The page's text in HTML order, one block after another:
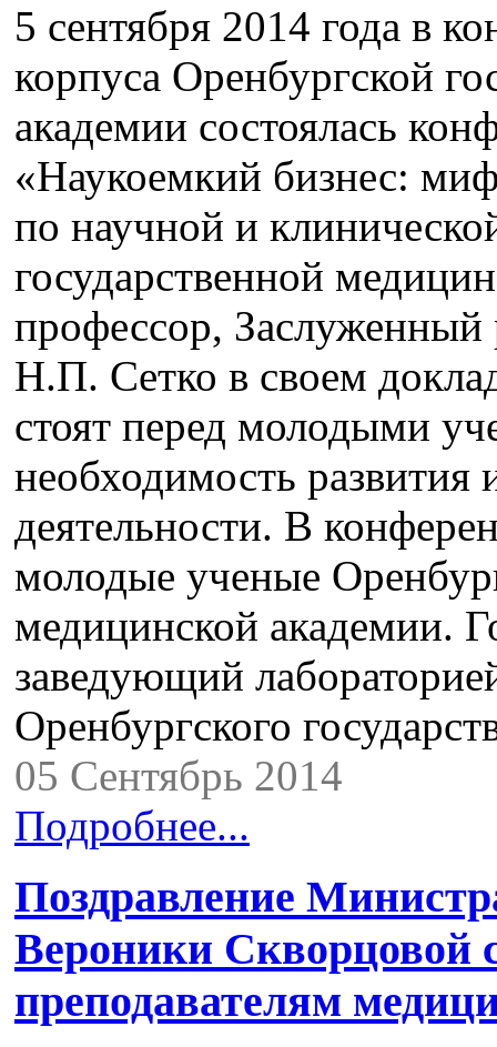
5 сентября 2014 года в
корпуса Оренбургской
академии состоялась
«Наукоемкий бизнес:
по научной и
государственной
профессор,
Н.П. Сетко в своем
стоят перед молодыми
необходимость развития
деятельности. В
молодые ученые
медицинской академии.
заведующий
Оренбургского
05 Сентябрь 2014
Подробнее...
Поздравление
Вероники Скворцовой
преподавателям